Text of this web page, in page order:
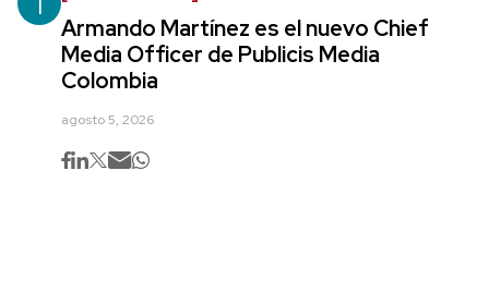
Armando Martínez es el nuevo Chief
Media Officer de Publicis Media
Colombia
agosto 5, 2026